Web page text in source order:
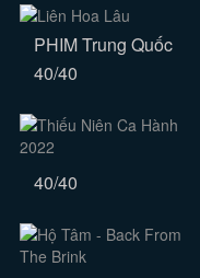
PHIM Trung Quốc
40/40
40/40